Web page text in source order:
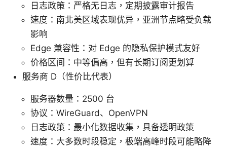
日志政策：严格无日志，定期披露审计报告
速度：南北美区域表现优异，亚洲节点略受负载
影响
Edge 兼容性：对 Edge 的隐私保护模式友好
价格区间：中等偏高，但有长期订阅更划算
服务商 D（性价比代表）
服务器数量：2500 台
协议：WireGuard、OpenVPN
日志政策：最小化数据收集，具备透明政策
速度：大多数时段稳定，极端高峰时段可能略降